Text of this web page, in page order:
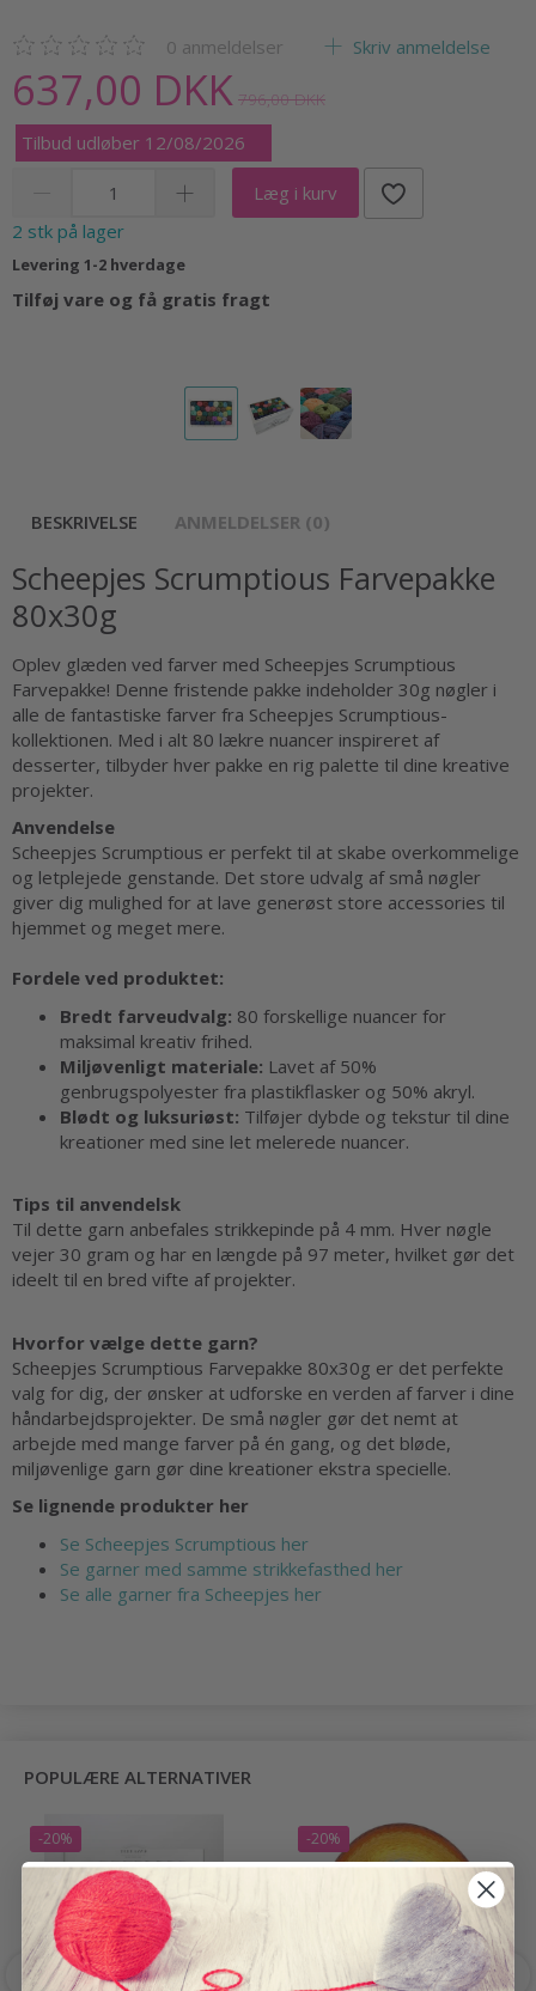
0 anmeldelser Skriv anmeldelse
637,00 DKK 796,00 DKK
Tilbud udløber 12/08/2026
Læg i kurv
2 stk på lager
Levering 1-2 hverdage
Tilføj vare og få gratis fragt
BESKRIVELSE ANMELDELSER (0)
Scheepjes Scrumptious Farvepakke
80x30g
Oplev glæden ved farver med Scheepjes Scrumptious
Farvepakke! Denne fristende pakke indeholder 30g nøgler i
alle de fantastiske farver fra Scheepjes Scrumptious-
kollektionen. Med i alt 80 lækre nuancer inspireret af
desserter, tilbyder hver pakke en rig palette til dine kreative
projekter.
Anvendelse
Scheepjes Scrumptious er perfekt til at skabe overkommelige
og letplejede genstande. Det store udvalg af små nøgler
giver dig mulighed for at lave generøst store accessories til
hjemmet og meget mere.
Fordele ved produktet:
Bredt farveudvalg: 80 forskellige nuancer for
maksimal kreativ frihed.
Miljøvenligt materiale: Lavet af 50%
genbrugspolyester fra plastikflasker og 50% akryl.
Blødt og luksuriøst: Tilføjer dybde og tekstur til dine
kreationer med sine let melerede nuancer.
Tips til anvendelsk
Til dette garn anbefales strikkepinde på 4 mm. Hver nøgle
vejer 30 gram og har en længde på 97 meter, hvilket gør det
ideelt til en bred vifte af projekter.
Hvorfor vælge dette garn?
Scheepjes Scrumptious Farvepakke 80x30g er det perfekte
valg for dig, der ønsker at udforske en verden af farver i dine
håndarbejdsprojekter. De små nøgler gør det nemt at
arbejde med mange farver på én gang, og det bløde,
miljøvenlige garn gør dine kreationer ekstra specielle.
Se lignende produkter her
Se Scheepjes Scrumptious her
Se garner med samme strikkefasthed her
Se alle garner fra Scheepjes her
POPULÆRE ALTERNATIVER
-20% -20%